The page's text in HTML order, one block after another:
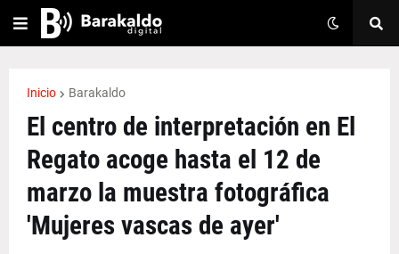
Inicio Barakaldo
El centro de interpretación en El
Regato acoge hasta el 12 de
marzo la muestra fotográfica
'Mujeres vascas de ayer'